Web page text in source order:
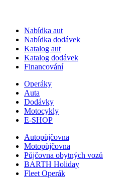
Nabídka aut
Nabídka dodávek
Katalog aut
Katalog dodávek
Financování
Operáky
Auta
Dodávky
Motocykly
E-SHOP
Autopůjčovna
Motopůjčovna
Půjčovna obytných vozů
BARTH Holiday
Fleet Operák